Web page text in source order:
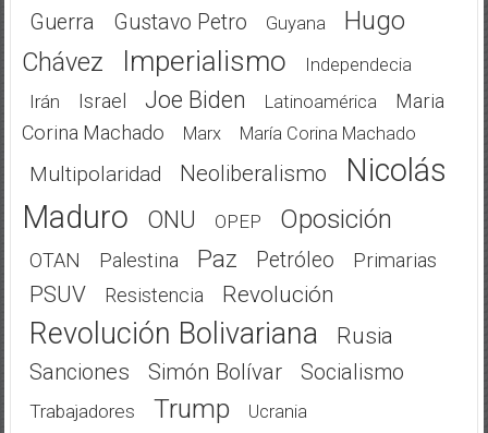
Guerra Gustavo Petro Guyana
Hugo
Chávez
Imperialismo Independecia
Irán Israel Joe Biden Latinoamérica
Maria
Corina Machado
Marx María Corina Machado
Multipolaridad Neoliberalismo
Nicolás
Maduro
ONU OPEP Oposición
OTAN Palestina Paz Petróleo Primarias
PSUV Resistencia Revolución
Revolución Bolivariana
Rusia
Sanciones
Simón Bolívar Socialismo
Trabajadores Trump Ucrania